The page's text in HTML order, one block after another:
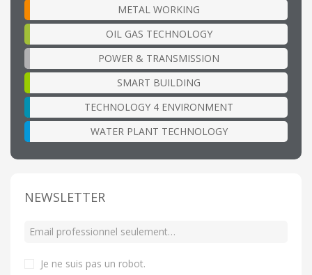
METAL WORKING
OIL GAS TECHNOLOGY
POWER & TRANSMISSION
SMART BUILDING
TECHNOLOGY 4 ENVIRONMENT
WATER PLANT TECHNOLOGY
NEWSLETTER
Je ne suis pas un robot.